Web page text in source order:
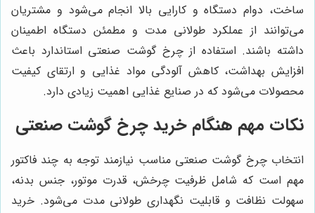
ساخت، دوام دستگاه و کارایی بالا انجام می‌شود و مشتریان
می‌توانند از عملکرد طولانی مدت و مطمئن دستگاه اطمینان
داشته باشند. استفاده از چرخ گوشت صنعتی استاندارد باعث
افزایش بهداشت، کاهش آلودگی مواد غذایی و ارتقای کیفیت
محصولات می‌شود که در صنایع غذایی اهمیت زیادی دارد.
نکات مهم هنگام خرید چرخ گوشت صنعتی
انتخاب چرخ گوشت صنعتی مناسب نیازمند توجه به چند فاکتور
مهم است که شامل ظرفیت چرخش، قدرت موتور، جنس بدنه،
سهولت نظافت و قابلیت نگهداری طولانی مدت می‌شود. خرید